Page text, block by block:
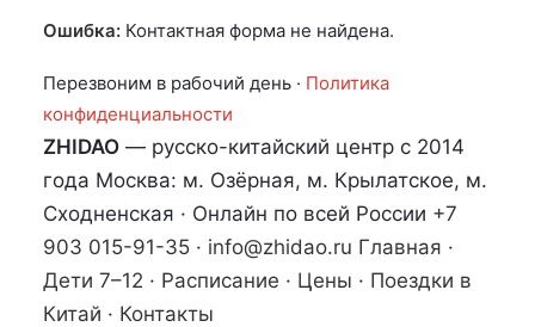
Ошибка: Контактная форма не найдена.
Перезвоним в рабочий день · Политика
конфиденциальности
ZHIDAO — русско-китайский центр с 2014
года Москва: м. Озёрная, м. Крылатское, м.
Сходненская · Онлайн по всей России +7
903 015-91-35 · info@zhidao.ru Главная ·
Дети 7–12 · Расписание · Цены · Поездки в
Китай · Контакты